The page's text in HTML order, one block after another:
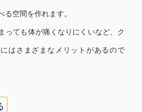
る空間を作れます。
っても体が痛くなりにくいなど、ク
はさまざまなメリットがあるので